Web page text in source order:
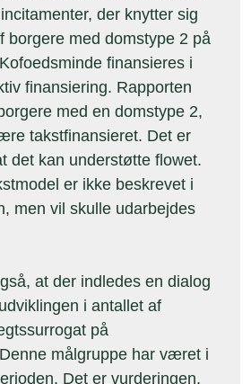
der knytter sig
borgere med domstype 2 på
finansieres i
finansiering. Rapporten
med en domstype 2,
takstfinansieret. Det er
det kan understøtte flowet.
er ikke beskrevet i
men vil skulle udarbejdes
at der indledes en dialog
i antallet af
på
målgruppe har været i
Det er vurderingen,